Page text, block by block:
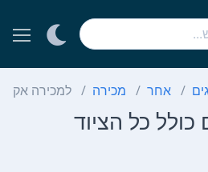
אחר מכירה למכירה
כולל כל הציוד